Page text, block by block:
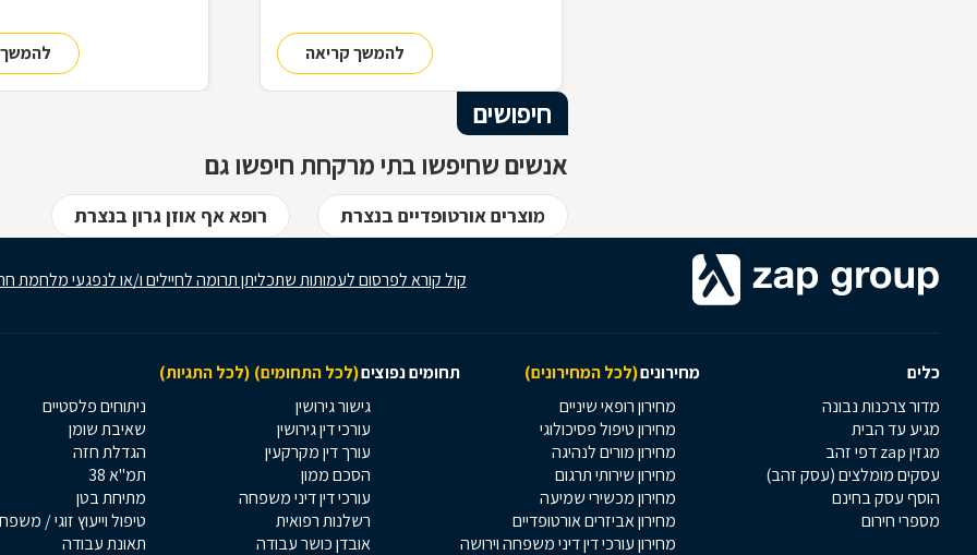
להמשך קריאה
חיפושים
אנשים שחיפשו בתי מרקחת חיפשו גם
מוצרים אורטופדיים בנצרת רופא אף אוזן גרון בנצרת
קול קורא לפרסום לעמותות שתכליתן תרומה לחיילים ו/או לנפגעי מלחמת
כלים מחירונים(לכל המחירונים) תחומים נפוצים(לכל התחומים) (לכל התגיות)
מדור צרכנות נבונה
מגיע עד הבית
מגזין zap דפי זהב
עסקים מומלצים (עסק זהב)
הוסף עסק בחינם
מספרי חירום
מחירון רופאי שיניים
מחירון טיפול פסיכולוגי
מחירון מורים לנהיגה
מחירון שירותי תרגום
מחירון מכשירי שמיעה
מחירון אביזרים אורטופדיים
מחירון עורכי דין דיני משפחה וירושה
גישור גירושין
עורכי דין גירושין
עורך דין מקרקעין
הסכם ממון
עורכי דין דיני משפחה
רשלנות רפואית
אובדן כושר עבודה
ניתוחים פלסטיים
שאיבת שומן
הגדלת חזה
תמ"א 38
מתיחת בטן
טיפול וייעוץ זוגי /
תאונת עבודה